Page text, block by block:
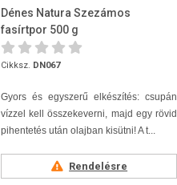
Dénes Natura Szezámos
fasírtpor 500 g
Cikksz. DN067
Gyors és egyszerű elkészítés: csupán
vízzel kell összekeverni, majd egy rövid
pihentetés után olajban kisütni! A t...
Rendelésre